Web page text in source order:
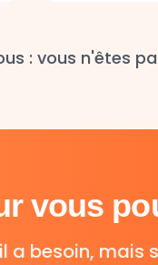
: vous n'êtes
vous
a besoin, mais